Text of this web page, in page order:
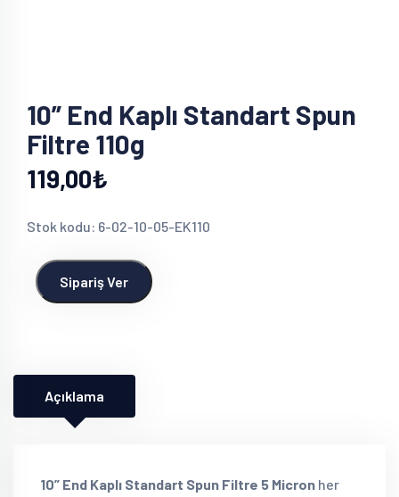
10” End Kaplı Standart Spun
Filtre 110g
119,00₺
Stok kodu: 6-02-10-05-EK110
Sipariş Ver
Açıklama
10” End Kaplı Standart Spun Filtre 5 Micron her